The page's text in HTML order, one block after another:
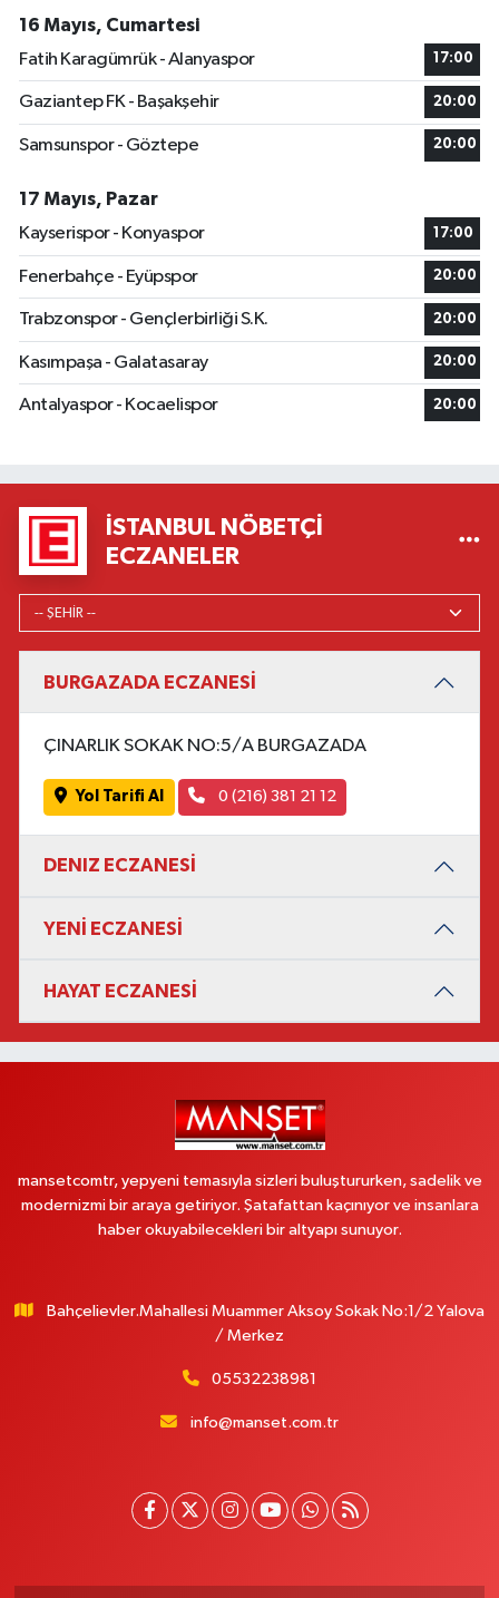
16 Mayıs, Cumartesi
Fatih Karagümrük - Alanyaspor
17:00
Gaziantep FK - Başakşehir 20:00
Samsunspor - Göztepe 20:00
17 Mayıs, Pazar
Kayserispor - Konyaspor
17:00
Fenerbahçe - Eyüpspor 20:00
Trabzonspor - Gençlerbirliği S.K. 20:00
Kasımpaşa - Galatasaray 20:00
Antalyaspor - Kocaelispor 20:00
İSTANBUL NÖBETÇI
ECZANELER
BURGAZADA ECZANESİ
ÇINARLIK SOKAK NO:5/A BURGAZADA
Yol Tarifi Al 0 (216) 381 21 12
DENIZ ECZANESİ
YENİ ECZANESİ
HAYAT ECZANESİ
mansetcomtr, yepyeni temasıyla sizleri buluştururken, sadelik ve
modernizmi bir araya getiriyor. Şatafattan kaçınıyor ve insanlara
haber okuyabilecekleri bir altyapı sunuyor.
Bahçelievler.Mahallesi Muammer Aksoy Sokak No:1/2 Yalova
/ Merkez
05532238981
info@manset.com.tr